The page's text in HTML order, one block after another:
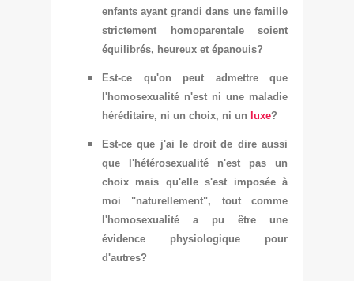
enfants ayant grandi dans une famille
strictement homoparentale soient
équilibrés, heureux et épanouis?
Est-ce qu'on peut admettre que
l'homosexualité n'est ni une maladie
héréditaire, ni un choix, ni un luxe?
Est-ce que j'ai
le droit de dire aussi
que l'hétérosexualité n'est pas un
choix mais qu'elle s'est imposéeà
moi "naturellement", tout comme
l'homosexualité a pu être une
évidence physiologique pour
d'autres?